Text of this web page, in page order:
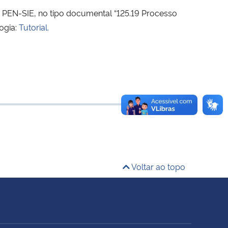
SIE, no tipo documental “125.19 Processo
Tutorial.
Voltar ao topo